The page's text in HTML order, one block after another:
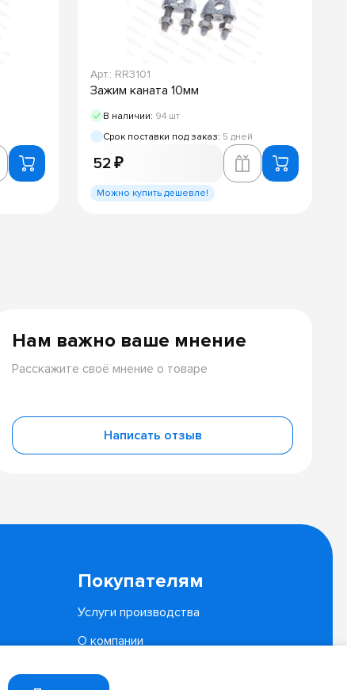
Арт.: RR3101
Зажим каната 10мм
В наличии: 94 шт
Срок поставки под заказ: 5 дней
52 ₽
Можно купить дешевле!
Нам важно ваше мнение
Расскажите своё мнение о товаре
Написать отзыв
Покупателям
Услуги производства
О компании